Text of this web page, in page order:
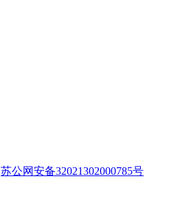
苏公网安备32021302000785号